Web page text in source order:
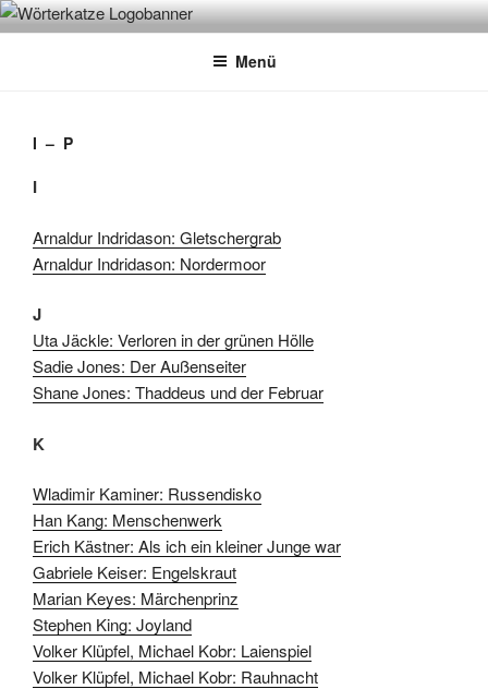
Zum
InhaltWÖRTERKATZE
Von Büchern erzählen
Menü
I – P
I
Arnaldur Indridason: Gletschergrab
Arnaldur Indridason: Nordermoor
J
Uta Jäckle: Verloren in der grünen Hölle
Sadie Jones: Der Außenseiter
Shane Jones: Thaddeus und der Februar
K
Wladimir Kaminer: Russendisko
Han Kang: Menschenwerk
Erich Kästner: Als ich ein kleiner Junge war
Gabriele Keiser: Engelskraut
Marian Keyes: Märchenprinz
Stephen King: Joyland
Volker Klüpfel, Michael Kobr: Laienspiel
Volker Klüpfel, Michael Kobr: Rauhnacht